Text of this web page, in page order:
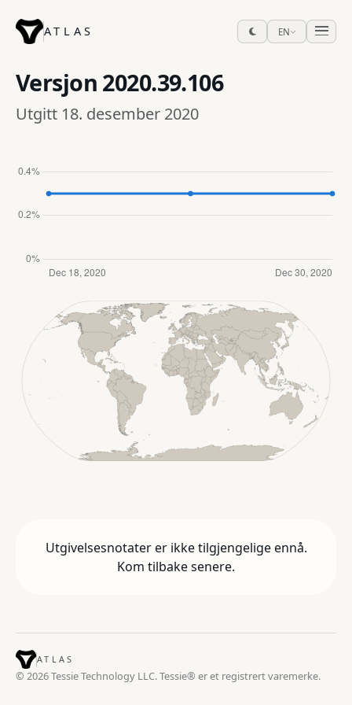
ATLAS EN
Versjon 2020.39.106
Utgitt 18. desember 2020
Utgivelsesnotater er ikke tilgjengelige ennå.
Kom tilbake senere.
ATLAS
© 2026 Tessie Technology LLC. Tessie® er et registrert varemerke.